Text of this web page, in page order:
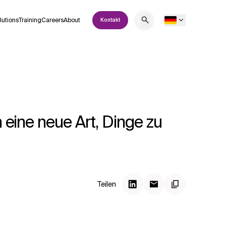
TrainingCareersAbout Kontakt
neue Art, Dinge zu
Teilen